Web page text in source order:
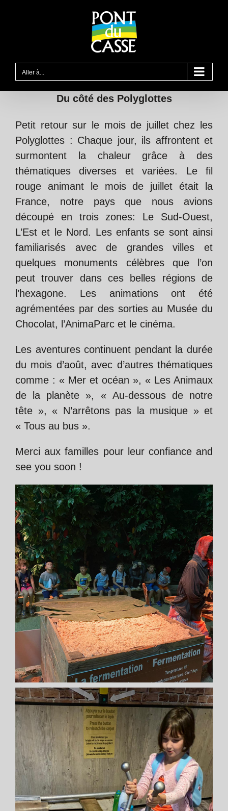
Aller à...
Du côté des Polyglottes
Petit retour sur le mois de juillet chez les
Polyglottes : Chaque jour, ils affrontent et
surmontent la chaleur grâce à des
thématiques diverses et variées. Le fil
rouge animant le mois de juillet était la
France, notre pays que nous avions
découpé en trois zones: Le Sud-Ouest,
L’Est et le Nord. Les enfants se sont ainsi
familiarisés avec de grandes villes et
quelques monuments célèbres que l’on
peut trouver dans ces belles régions de
l’hexagone. Les animations ont été
agrémentées par des sorties au Musée du
Chocolat, l’AnimaParc et le cinéma.
Les aventures continuent pendant la durée
du mois d’août, avec d’autres thématiques
comme : « Mer et océan », « Les Animaux
de la planète », « Au-dessous de notre
tête », « N’arrêtons pas la musique » et
« Tous au bus ».
Merci aux familles pour leur confiance and
see you soon !